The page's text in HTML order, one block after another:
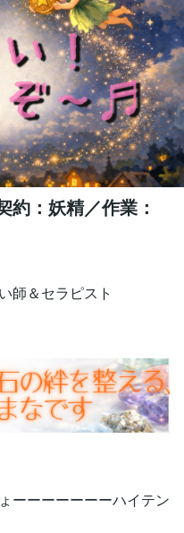
約：妖精／作業：
師＆セラピスト
ーーーーーーーハイテン